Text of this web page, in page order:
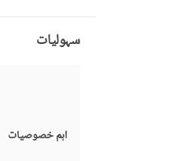
سہولیات
اہم خصوصیات